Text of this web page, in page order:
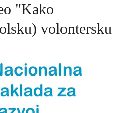
"Kako
volontersku